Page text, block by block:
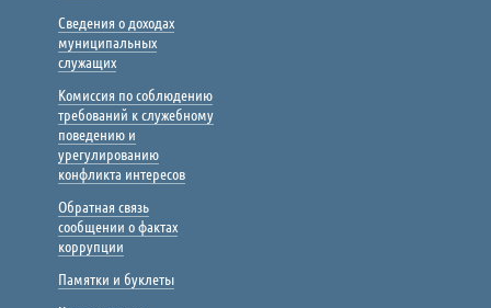
Сведения о доходах
муниципальных
служащих
Комиссия по соблюдению
требований к служебному
поведению и
урегулированию
конфликта интересов
Обратная связь
сообщении о фактах
коррупции
Памятки и буклеты